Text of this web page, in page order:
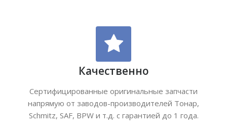
Качественно
Сертифицированные оригинальные запчасти
напрямую от заводов-производителей Тонар,
Schmitz, SAF, BPW и т.д. с гарантией до 1 года.